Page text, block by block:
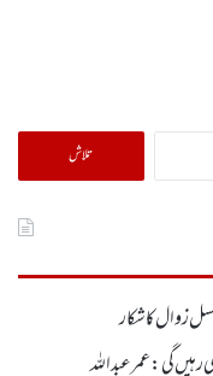
تلاش
کریں
زوال کا شکار
رہیں گی: عمر عبداللہ